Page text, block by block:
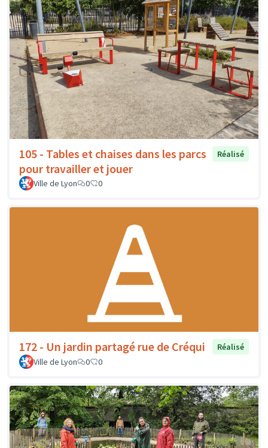
105 - Tables et chaises dans les parcs
pour travailler et jouer
Réalisé
Ville de Lyon 0 0
172 - Un jardin partagé rue de Créqui
Réalisé
Ville de Lyon
0 0